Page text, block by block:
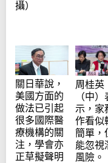
攝）
關日華說，
美國方面的
做法已引起
很多國際醫
療機構的關
注，學會亦
正草擬聲明
周桂英
（中）
示，家
作看似
簡單，
能忽視
風險。